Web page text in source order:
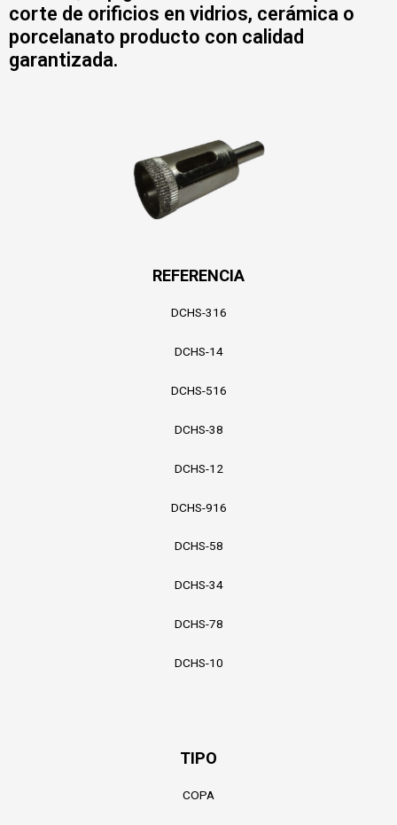
corte de orificios en vidrios, cerámica o
porcelanato producto con calidad
garantizada.
REFERENCIA
DCHS-316
DCHS-14
DCHS-516
DCHS-38
DCHS-12
DCHS-916
DCHS-58
DCHS-34
DCHS-78
DCHS-10
TIPO
COPA